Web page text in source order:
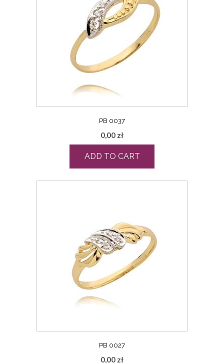
PB 0037
0,00 zł
ADD TO CART
PB 0027
0,00 zł